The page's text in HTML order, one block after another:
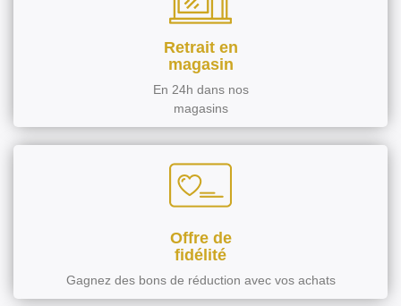
Retrait en
magasin
En 24h dans nos
magasins
Offre de
fidélité
Gagnez des bons de réduction avec vos achats